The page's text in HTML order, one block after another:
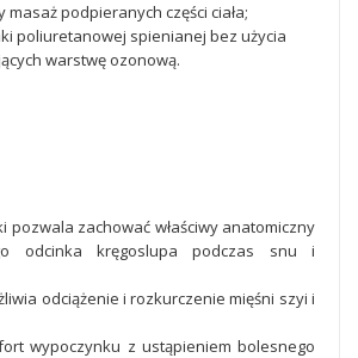
podpieranych części ciała;
poliuretanowej spienianej bez użycia
warstwę ozonową.
pozwala zachować właściwy anatomiczny
odcinka kręgoslupa podczas snu i
odciążenie i rozkurczenie mięśni szyi i
wypoczynku z ustąpieniem bolesnego